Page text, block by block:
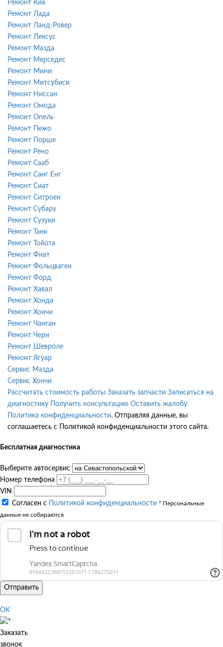
Ремонт Киа
Ремонт Лада
Ремонт Ланд-Ровер
Ремонт Лексус
Ремонт Мазда
Ремонт Мерседес
Ремонт Мини
Ремонт Митсубиси
Ремонт Ниссан
Ремонт Омода
Ремонт Опель
Ремонт Пежо
Ремонт Порше
Ремонт Рено
Ремонт Сааб
Ремонт Санг Енг
Ремонт Сиат
Ремонт Ситроен
Ремонт Субару
Ремонт Сузуки
Ремонт Танк
Ремонт Тойота
Ремонт Фиат
Ремонт Фольцваген
Ремонт Форд
Ремонт Хавал
Ремонт Хонда
Ремонт Хончи
Ремонт Чанган
Ремонт Чери
Ремонт Шевроле
Ремонт Ягуар
Сервис Мазда
Сервис Хончи
Рассчитать стоимость работы Заказать запчасти Записаться на
диагностику
Получить консультацию Оставить жалобу
Политика конфиденциальности. Отправляя данные, вы
соглашаетесь с Политикой конфиденциальности этого сайта.
Бесплатная диагностика
Выберите автосервис
Номер телефона
VIN
Согласен с
Политикой конфиденциальности * Персональные
данные не собираются
Отправить
OK
Заказать
звонок